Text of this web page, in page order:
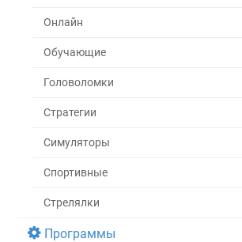
Онлайн
Обучающие
Головоломки
Стратегии
Симуляторы
Спортивные
Стрелялки
Программы